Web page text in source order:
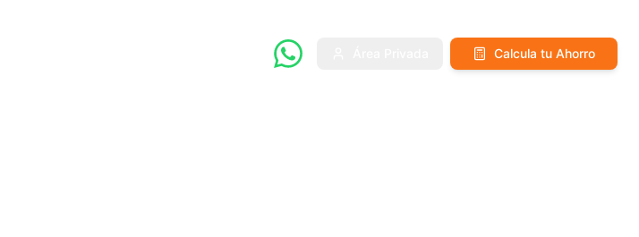
Calcula tu Ahorro